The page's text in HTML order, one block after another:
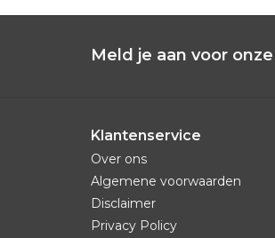
Meld je aan voor
Klantenservice
Over ons
Algemene voorwaarden
Disclaimer
Privacy Policy